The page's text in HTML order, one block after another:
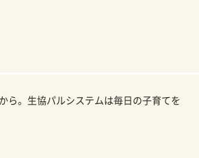
ら。生協パルシステムは毎日の子育てを